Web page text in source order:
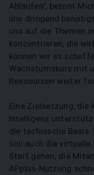
Abläufen", betont
uns dringend
uns auf die Themen
konzentrieren, die
können wir es
Wachstumskurs mit
Ressourcen weiter
Eine Zielsetzung, die
Intelligenz
die technische
soll auch die virtuelle
Start gehen, die
APplus-Nutzung